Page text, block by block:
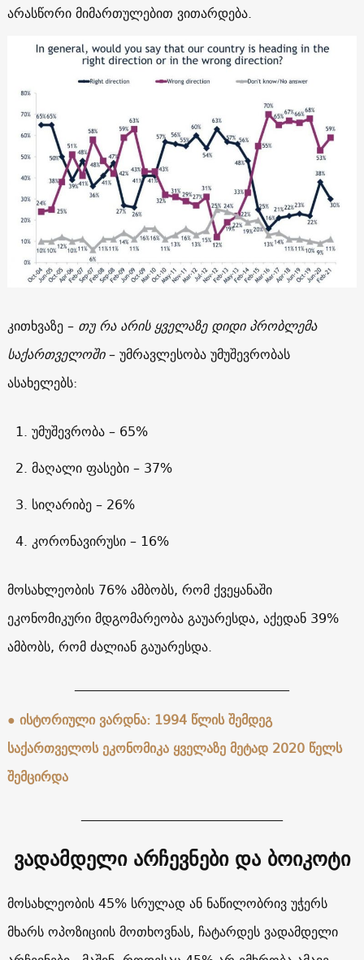
არასწორი მიმართულებით ვითარდება.
კითხვაზე – თუ რა არის ყველაზე დიდი პრობლემა
საქართველოში– უმრავლესობა უმუშევრობას
ასახელებს:
უმუშევრობა – 65%
მაღალი ფასები – 37%
სიღარიბე – 26%
კორონავირუსი – 16%
მოსახლეობის 76% ამბობს, რომ ქვეყანაში
ეკონომიკური მდგომარეობა გაუარესდა, აქედან 39%
ამბობს, რომ ძალიან გაუარესდა.
● ისტორიული ვარდნა: 1994 წლის შემდეგ
საქართველოს ეკონომიკა ყველაზე მეტად 2020 წელს
შემცირდა
ვადამდელი არჩევნებიდა ბოიკოტი
მოსახლეობის 45% სრულად ან ნაწილობრივ უჭერს
მხარს ოპოზიციის მოთხოვნას, ჩატარდეს ვადამდელი